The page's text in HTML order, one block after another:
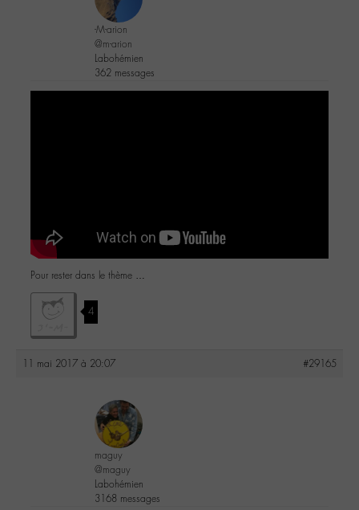
-M-arion
@m-arion
Labohémien
362 messages
Pour rester dans le thème …
4
11 mai 2017 à 20:07 #29165
maguy
@maguy
Labohémien
3168 messages